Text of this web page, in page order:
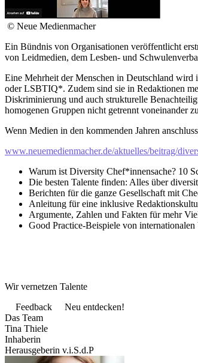
© Neue Medienmacher
Ein Bündnis von Organisationen veröffentlicht
von Leidmedien, dem Lesben- und
Eine Mehrheit der Menschen in Deutschland wird
oder LSBTIQ*. Zudem sind sie in Redaktionen
Diskriminierung und auch strukturelle
homogenen Gruppen nicht getrennt voneinander
Wenn Medien in den kommenden Jahren
www.neuemedienmacher.de/aktuelles/beitrag/
Warum ist Diversity Chef*innensache? 10
Die besten Talente finden: Alles über
Berichten für die ganze Gesellschaft mit
Anleitung für eine inklusive
Argumente, Zahlen und Fakten für mehr
Good Practice-Beispiele von
Wir vernetzen Talente
Feedback
Neu entdecken!
Das Team
Tina Thiele
Inhaberin
Herausgeberin v.i.S.d.P